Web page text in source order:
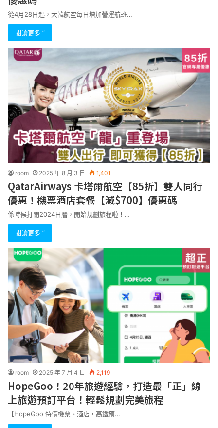
從4月28日起，大韓航空每日增加營運航班…
閱讀更多 ”
room 2025 年 8 月 3 日 1,401
QatarAirways 卡塔爾航空【85折】雙人同行
優惠！機票酒店套餐【減$700】優惠碼
係時候打開2024日曆，開始規劃旅程啦！…
閱讀更多 ”
room 2025 年 7 月 4 日 2,119
HopeGoo！20年旅遊經驗，打造最「正」線
上旅遊預訂平台！輕鬆規劃完美旅程
【HopeGoo 特價機票、酒店，高鐵預…